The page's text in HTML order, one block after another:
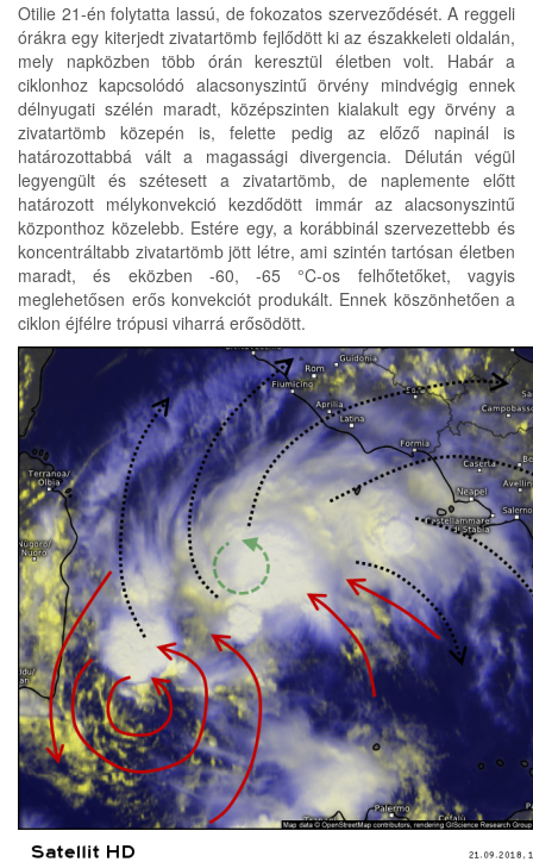
Otilie 21-én folytatta lassú, de fokozatos szerveződését. A reggeli
órákra egy kiterjedt zivatartömb fejlődött ki az északkeleti oldalán,
mely napközben több órán keresztül életben volt. Habár a
ciklonhoz kapcsolódó alacsonyszintű örvény mindvégig ennek
délnyugati szélén maradt, középszinten kialakult egy örvény a
zivatartömb közepén is, felette pedig az előző napinál is
határozottabbá vált a magassági divergencia. Délután végül
legyengült és szétesett a zivatartömb, de naplemente előtt
határozott mélykonvekció kezdődött immár az alacsonyszintű
központhoz közelebb. Estére egy, a korábbinál szervezettebb és
koncentráltabb zivatartömb jött létre, ami szintén tartósan életben
maradt, és eközben -60, -65 °C-os felhőtetőket, vagyis
meglehetősen erős konvekciót produkált. Ennek köszönhetően a
ciklon éjfélre trópusi viharrá erősödött.